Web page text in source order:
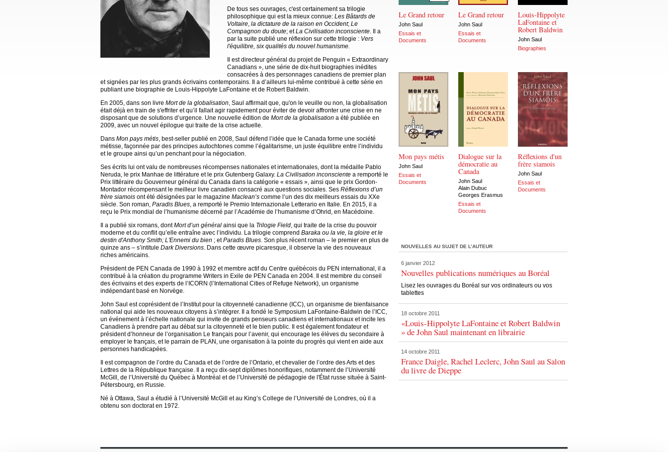
De tous ses ouvrages, c'est certainement sa trilogie
philosophique qui est la mieux connue: Les Bâtards de
Voltaire, la dictature de la raison en Occident; Le
Compagnon du doute; etLa Civilisation inconsciente. Il a
par la suite publié une réflexion sur cette trilogie : Vers
l'équilibre, six qualités du nouvel humanisme.
Il est directeur général du projet de Penguin « Extraordinary
Canadians », une série de dix-huit biographies inédites
consacrées à des personnages canadiens de premier plan
et signées par les plus grands écrivains contemporains. Il a d’ailleurs lui-même contribué à cette série en
publiant une biographie de Louis-Hippolyte LaFontaine et de Robert Baldwin.
En 2005, dans son livre Mort de la globalisation, Saul affirmait que, qu'on le veuille ou non, la globalisation
était déjà en train de s'effriter et qu’il fallait agir rapidement pour éviter de devoir affronter une crise en ne
disposant que de solutions d’urgence. Une nouvelle édition de Mort de la globalisation a été publiée en
2009, avec un nouvel épilogue qui traite de la crise actuelle.
Dans Mon pays métis, best-seller publié en 2008, Saul défend l’idée que le Canada forme une société
métisse, façonnée par des principes autochtones comme l’égalitarisme, un juste équilibre entre l’individu
et le groupe ainsi qu’un penchant pour la négociation.
Ses écrits lui ont valu de nombreuses récompenses nationales et internationales, dont la médaille Pablo
Neruda, le prix Manhae de littérature et le prix Gutenberg Galaxy. La Civilisation inconsciente a remporté le
Prix littéraire du Gouverneur général du Canada dans la catégorie « essais », ainsi que le prix Gordon-
Montador récompensant le meilleur livre canadien consacré aux questions sociales. Ses Réflexions d’un
frère siamois ont été désignées par le magazine Maclean’s comme l’un des dix meilleurs essais du XXe
siècle. Son roman, Paradis Blues, a remporté le Premio Internazionale Letterario en Italie. En 2015, il a
reçu le Prix mondial de l’humanisme décerné par l’Académie de l’humanisme d’Ohrid, en Macédoine.
Il a publié six romans, dontMort d’un général ainsi que la Trilogie Field, qui traite de la crise du pouvoir
moderne et du conflit qu’elle entraîne avec l’individu. La trilogie comprend Baraka ou la vie, la gloire et le
destin d'Anthony Smith; L'Ennemi du bien ; etParadis Blues. Son plus récent roman – le premier en plus de
quinze ans – s’intitule Dark Diversions. Dans cette œuvre picaresque, il observe la vie des nouveaux
riches américains.
Président de PEN Canada de 1990 à 1992 et membre actif du Centre québécois du PEN international, il a
contribué à la création du programme Writers in Exile de PEN Canada en 2004. Il est membre du conseil
des écrivains et des experts de l’ICORN (l’International Cities of Refuge Network), un organisme
indépendant basé en Norvège.
John Saul est coprésident de l’Institut pour la citoyenneté canadienne (ICC), un organisme de bienfaisance
national qui aide les nouveaux citoyens à s’intégrer. Il a fondé le Symposium LaFontaine-Baldwin de l’ICC,
un événement à l’échelle nationale qui invite de grands penseurs canadiens et internationaux et incite les
Canadiens à prendre part au débat sur la citoyenneté et le bien public. Il est également fondateur et
président d’honneur de l’organisation Le français pour l’avenir, qui encourage les élèves du secondaire à
employer le français, et le parrain de PLAN, une organisation à la pointe du progrès qui vient en aide aux
personnes handicapées.
Il est compagnon de l’ordre du Canada et de l’ordre de l’Ontario, et chevalier de l’ordre des Arts et des
Lettres de la République française. Il a reçu dix-sept diplômes honorifiques, notamment de l’Université
McGill, de l’Université du Québec à Montréal et de l’Université de pédagogie de l'État russe située à Saint-
Pétersbourg, en Russie.
Né à Ottawa, Saul a étudié à l’Université McGill et au King’s College de l’Université de Londres, où il a
obtenu son doctorat en 1972.
Le Grand retour
John Saul
Essais et
Documents
Le Grand retour
John Saul
Essais et
Documents
Louis-Hippolyte
LaFontaine et
Robert Baldwin
John Saul
Biographies
Mon pays métis
John Saul
Essais et
Documents
Dialogue sur la
démocratie au
Canada
John Saul
Alain Dubuc
Georges Erasmus
Essais et
Documents
Réflexions d'un
frère siamois
John Saul
Essais et
Documents
NOUVELLES AU SUJET DE L’AUTEUR
6 janvier 2012
Nouvelles publications numériques au Boréal
Lisez les ouvrages du Boréal sur vos ordinateurs ou vos
tablettes
18 octobre 2011
«Louis-Hippolyte LaFontaine et Robert Baldwin
» de John Saul maintenant en librairie
14 octobre 2011
France Daigle, Rachel Leclerc, John Saul au Salon
du livre de Dieppe